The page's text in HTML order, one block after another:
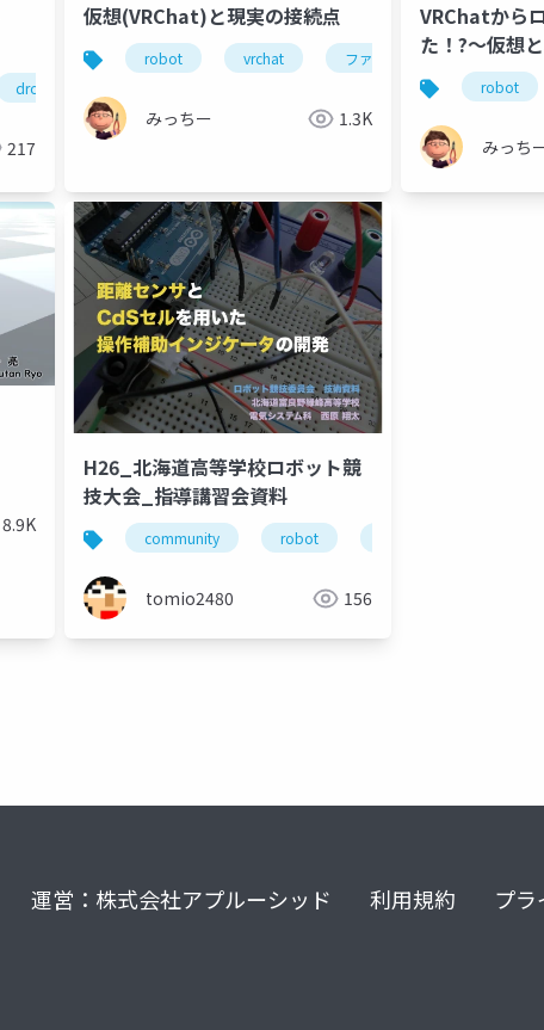
drone ロボットシミュレーション
217
仮想(VRChat)と現実の接続点
robot vrchat ファイバリオン
みっちー 1.3K
VRChatから
た！?～仮想
robot
みっち
8.9K
H26_北海道高等学校ロボット競
技大会_指導講習会資料
community robot
tomio2480 156
運営：株式会社アプルーシッド 利用規約 プ